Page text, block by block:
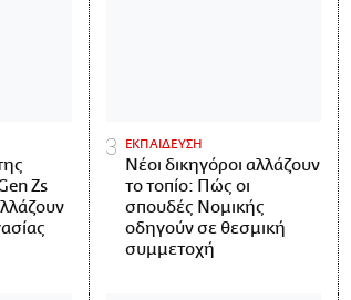
Zs
ΕΚΠΑΙΔΕΥΣΗ
Νέοι δικηγόροι αλλάζουν
το τοπίο: Πώς οι
σπουδές Νομικής
οδηγούν σε θεσμική
συμμετοχή